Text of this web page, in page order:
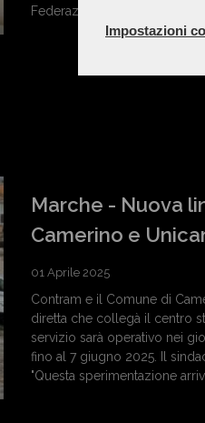
Impostazioni
Federazione Italiana Cuochi,
Marche - Nuova
Camerino e
01 Aprile 2025
Contram e il Comune di
diretta che collegà il centro
servizio sarà operativo nei
fino al 7 giugno 2025. Il
"Questa sperimentazione